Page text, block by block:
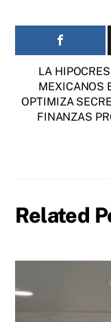
LA
MEXICANOS
OPTIMIZA
FINANZAS
Related